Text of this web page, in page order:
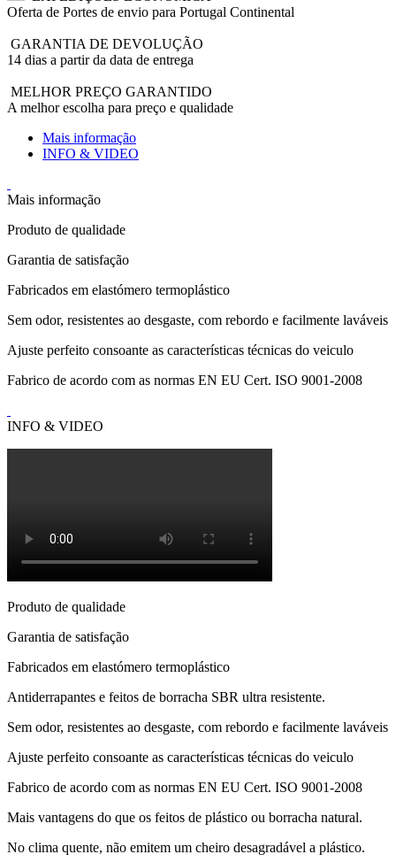
Oferta de Portes de envio para Portugal Continental
GARANTIA DE DEVOLUÇÃO
14 dias a partir da data de entrega
MELHOR PREÇO GARANTIDO
A melhor escolha para preço e qualidade
Mais informação
INFO & VIDEO
Mais informação
Produto de qualidade
Garantia de satisfação
Fabricados em elastómero termoplástico
Sem odor, resistentes ao desgaste, com rebordo e facilmente laváveis
Ajuste perfeito consoante as características técnicas do veiculo
Fabrico de acordo com as normas EN EU Cert. ISO 9001-2008
INFO & VIDEO
Produto de qualidade
Garantia de satisfação
Fabricados em elastómero termoplástico
Antiderrapantes e feitos de borracha SBR ultra resistente.
Sem odor, resistentes ao desgaste, com rebordo e facilmente laváveis
Ajuste perfeito consoante as características técnicas do veiculo
Fabrico de acordo com as normas EN EU Cert. ISO 9001-2008
Mais vantagens do que os feitos de plástico ou borracha natural.
No clima quente, não emitem um cheiro desagradável a plástico.